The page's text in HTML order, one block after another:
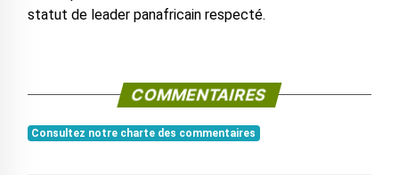
statut de leader panafricain respecté.
COMMENTAIRES
Consultez notre charte des commentaires